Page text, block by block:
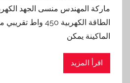
الطاقة الكهربية 450
الماكينة يمكن
اقرأ المزيد